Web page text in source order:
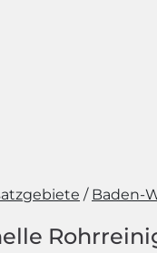
Baden-